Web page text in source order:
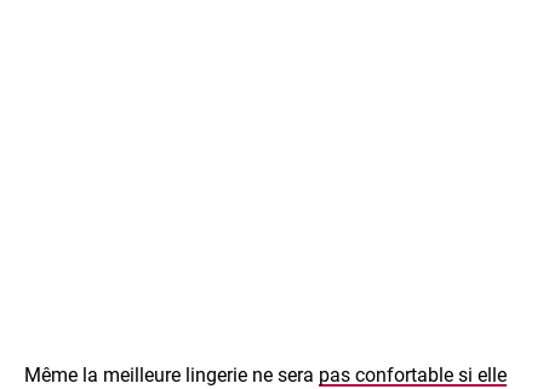
Même la meilleure lingerie ne sera pas confortable si elle